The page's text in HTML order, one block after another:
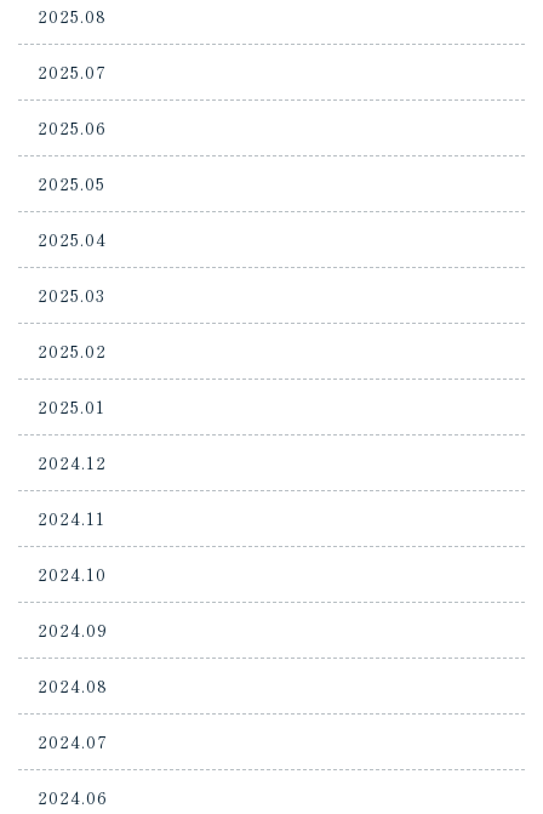
2025.08
2025.07
2025.06
2025.05
2025.04
2025.03
2025.02
2025.01
2024.12
2024.11
2024.10
2024.09
2024.08
2024.07
2024.06